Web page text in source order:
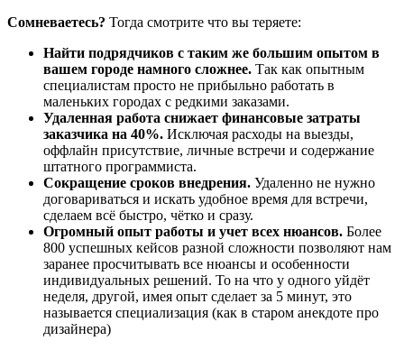
Сомневаетесь? Тогда смотрите что вы теряете:
Найти подрядчиков с таким же большим опытом в
вашем городе намного сложнее. Так как опытным
специалистам просто не прибыльно работать в
маленьких городах с редкими заказами.
Удаленная работа снижает финансовые затраты
заказчика на 40%. Исключая расходы на выезды,
оффлайн присутствие, личные встречи и содержание
штатного программиста.
Сокращение сроков внедрения. Удаленно не нужно
договариваться и искать удобное время для встречи,
сделаем всё быстро, чётко и сразу.
Огромный опыт работы и учет всех нюансов. Более
800 успешных кейсов разной сложности позволяют нам
заранее просчитывать все нюансы и особенности
индивидуальных решений. То на что у одного уйдёт
неделя, другой, имея опыт сделает за 5 минут, это
называется специализация (как в старом анекдоте про
дизайнера)